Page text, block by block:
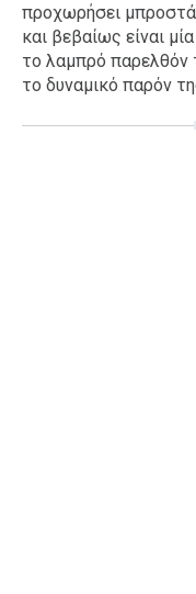
Ταξίδια
Style
Σπίτι
Σχέσεις
προχωρήσει
και βεβαίως είναι
το λαμπρό παρελθόν
το δυναμικό παρόν